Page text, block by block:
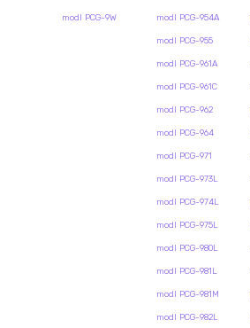
modl PCG-9W modl PCG-954A
modl PCG-955
modl PCG-961A
modl PCG-961C
modl PCG-962
modl PCG-964
modl PCG-971
modl PCG-973L
modl PCG-974L
modl PCG-975L
modl PCG-980L
modl PCG-981L
modl PCG-981M
modl PCG-982L